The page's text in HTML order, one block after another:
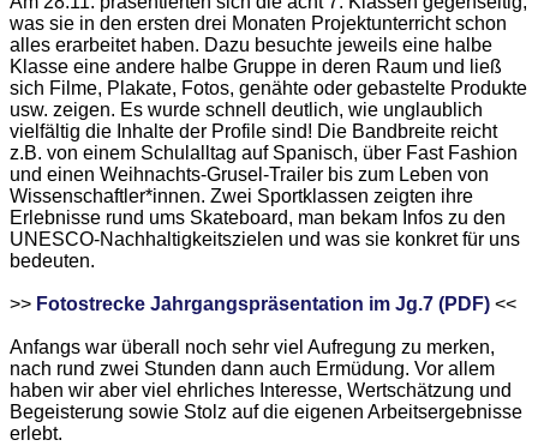
was sie in den ersten drei Monaten Projektunterricht schon
alles erarbeitet haben. Dazu besuchte jeweils eine halbe
Klasse eine andere halbe Gruppe in deren Raum und ließ
sich Filme, Plakate, Fotos, genähte oder gebastelte Produkte
usw. zeigen. Es wurde schnell deutlich, wie unglaublich
vielfältig die Inhalte der Profile sind! Die Bandbreite reicht
z.B. von einem Schulalltag auf Spanisch, über Fast Fashion
und einen Weihnachts-Grusel-Trailer bis zum Leben von
Wissenschaftler*innen. Zwei Sportklassen zeigten ihre
Erlebnisse rund ums Skateboard, man bekam Infos zu den
UNESCO-Nachhaltigkeitszielen und was sie konkret für uns
bedeuten.
>> Fotostrecke Jahrgangspräsentation im Jg.7 (PDF) <<
Anfangs war überall noch sehr viel Aufregung zu merken,
nach rund zwei Stunden dann auch Ermüdung. Vor allem
haben wir aber viel ehrliches Interesse, Wertschätzung und
Begeisterung sowie Stolz auf die eigenen Arbeitsergebnisse
erlebt.